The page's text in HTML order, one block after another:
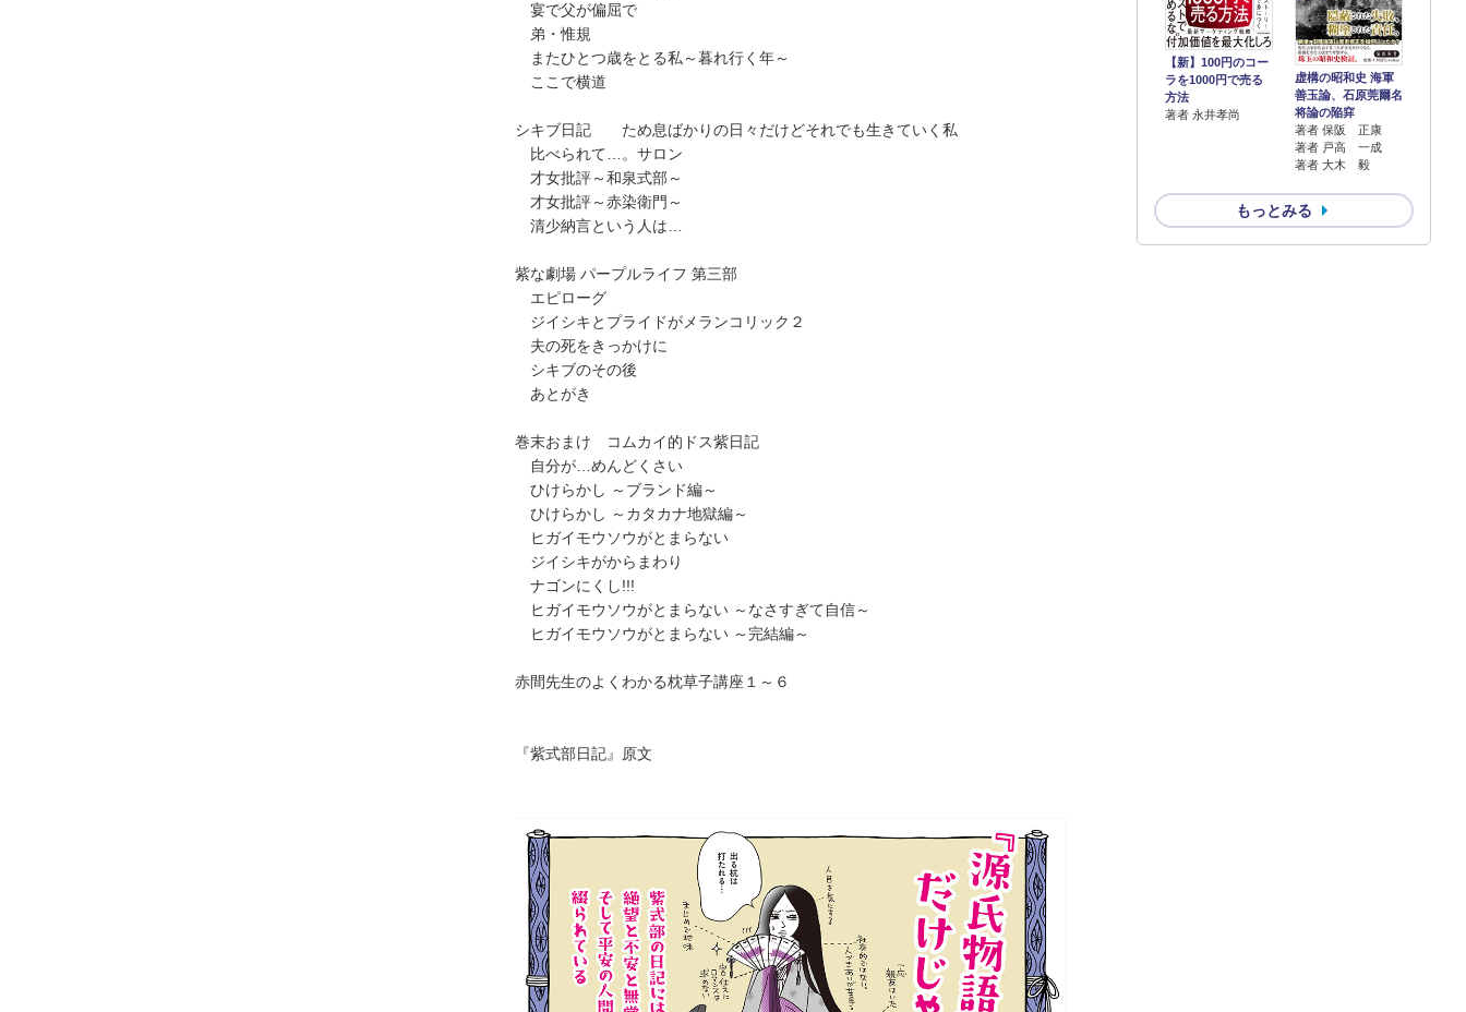
宴で父が偏屈で
弟・惟規
またひとつ歳をとる私～暮れ行く年～
ここで横道
シキブ日記 ため息ばかりの日々だけどそれでも生きていく私
比べられて…。サロン
才女批評～和泉式部～
才女批評～赤染衛門～
清少納言という人は…
紫な劇場 パープルライフ 第三部
エピローグ
ジイシキとプライドがメランコリック２
夫の死をきっかけに
シキブのその後
あとがき
巻末おまけ コムカイ的ドス紫日記
自分が…めんどくさい
ひけらかし ～ブランド編～
ひけらかし ～カタカナ地獄編～
ヒガイモウソウがとまらない
ジイシキがからまわり
ナゴンにくし!!!
ヒガイモウソウがとまらない ～なさすぎて自信～
ヒガイモウソウがとまらない ～完結編～
赤間先生のよくわかる枕草子講座１～６
『紫式部日記』原文
【新】100円のコー
ラを1000円で売る
方法
著者 永井孝尚
虚構の昭和史 海軍
善玉論、石原莞爾名
将論の陥穽
著者 保阪 正康
著者 戸高 一成
著者 大木 毅
もっとみる